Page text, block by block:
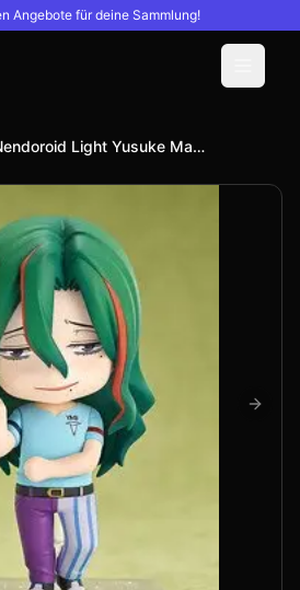
Angebote für deine Sammlung!
Nendoroid Light Yusuke Makishima (PVC Figure)
Next